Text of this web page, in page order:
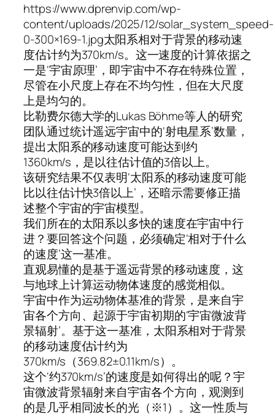
https://www.dprenvip.com/wp-
content/uploads/2025/12/solar_system_speed-
0-300×169-1.jpg太阳系相对于背景的移动速
度估计约为370km/s。这一速度的计算依据之
一是‘宇宙原理’，即宇宙中不存在特殊位置，
尽管在小尺度上存在不均匀性，但在大尺度
上是均匀的。
比勒费尔德大学的Lukas Böhme等人的研究
团队通过统计遥远宇宙中的‘射电星系’数量，
提出太阳系的移动速度可能达到约
1360km/s，是以往估计值的3倍以上。
该研究结果不仅表明‘太阳系的移动速度可能
比以往估计快3倍以上’，还暗示需要修正描
述整个宇宙的宇宙模型。
我们所在的太阳系以多快的速度在宇宙中行
进？要回答这个问题，必须确定‘相对于什么
的速度’这一基准。
直观易懂的是基于遥远背景的移动速度，这
与地球上计算运动物体速度的感觉相似。
宇宙中作为运动物体基准的背景，是来自宇
宙各个方向、起源于宇宙初期的‘宇宙微波背
景辐射’。基于这一基准，太阳系相对于背景
的移动速度估计约为
370km/s（369.82±0.11km/s）。
这个‘约370km/s’的速度是如何得出的呢？宇
宙微波背景辐射来自宇宙各个方向，观测到
的是几乎相同波长的光（※1）。这一性质与